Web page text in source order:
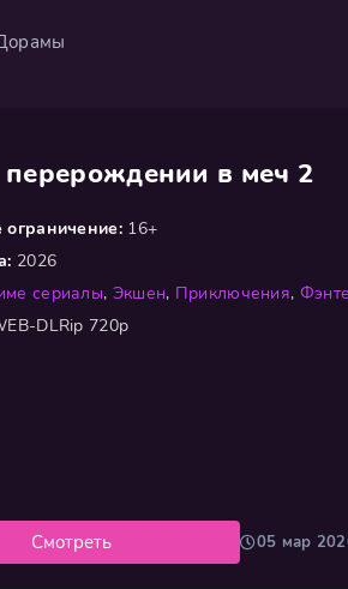
в меч 2
ограничение:16+
2026
сериалы, Экшен, Приключения,
DLRip 720p
Смотреть 05 мар